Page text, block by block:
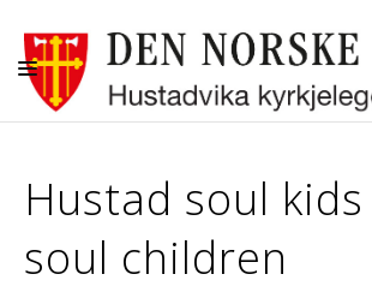
BARN OG UNGDOM
KONFIRMANT
Hustad soul
soul children